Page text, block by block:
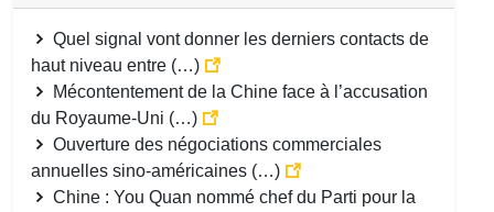
Quel signal vont donner les derniers contacts de
haut niveau entre (…)
Mécontentement de la Chine face à l’accusation
du Royaume-Uni (…)
Ouverture des négociations commerciales
annuelles sino-américaines (…)
Chine : You Quan nommé chef du Parti pour la